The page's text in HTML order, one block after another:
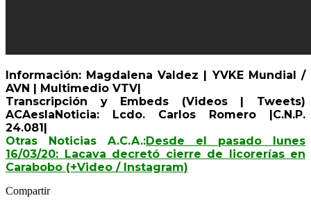
Información: Magdalena Valdez | YVKE Mundial /
AVN | Multimedio VTV|
Transcripción y Embeds (Videos | Tweets)
ACAeslaNoticia: Lcdo. Carlos Romero |C.N.P.
24.081|
Otras Noticias A.C.A.:Desde el pasado lunes
16/03/20: Lacava decretó cierre de licorerías en
Carabobo (+Video / Instagram)
Compartir